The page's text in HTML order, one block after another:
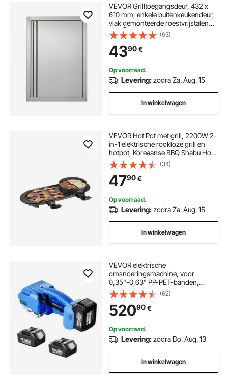
VEVOR Grilltoegangsdeur, 432 x
610 mm, enkele buitenkeukendeur,
vlak gemonteerde roestvrijstalen
deur, verticale wanddeur met
intrekbare handgreep, voor grill-
eiland, grillstation, buitenkast
(63)
4390€
Op voorraad.
Levering:zodra Za. Aug. 15
In winkelwagen
VEVOR Hot Pot met grill, 2200W 2-
in-1 elektrische rookloze grill en
hotpot, Koreaanse BBQ Shabu Hot
Pot met aparte dubbele
temperatuurregeling en
antiaanbakpannen
(34)
4790€
Op voorraad.
Levering:zodra Za. Aug. 15
In winkelwagen
VEVOR elektrische
omsnoeringsmachine, voor
0,35"-0,63" PP-PET-banden,
draagbare elektrische
omsnoeringsmachine met digitaal
display, 2 x 5000 mAh op batterijen
werkend automatisch
omsnoeringsapparaat voor het
verpakken van kartonnen pallets
(62)
52090€
Op voorraad.
Levering:zodra Do. Aug. 13
In winkelwagen